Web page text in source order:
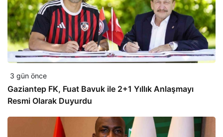
3 gün önce
Gaziantep FK, Fuat Bavuk ile 2+1 Yıllık Anlaşmayı
Resmi Olarak Duyurdu